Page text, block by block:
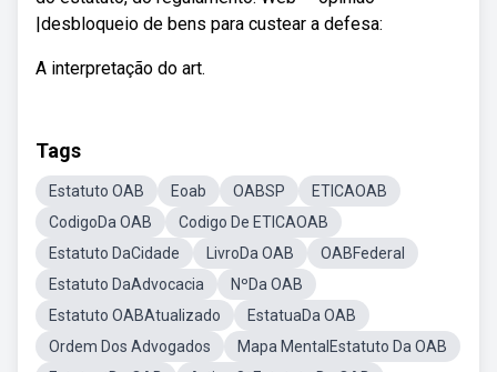
|desbloqueio de bens para custear a defesa:
A interpretação do art.
Tags
Estatuto OAB Eoab OABSP
ETICAOAB
CodigoDa OAB
Codigo De ETICAOAB
Estatuto DaCidade
LivroDa OAB
OABFederal
Estatuto DaAdvocacia
NºDa OAB
Estatuto OABAtualizado
EstatuaDa OAB
Ordem Dos Advogados
Mapa MentalEstatuto Da OAB